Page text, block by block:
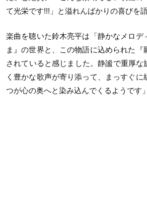
て光栄です!!!」と溢れんばかりの喜びを語
楽曲を聴いた鈴木亮平は「静かなメロデ
ま』の世界と、この物語に込められた『
されていると感じました。静謐で重厚な
く豊かな歌声が寄り添って、まっすぐに
つが心の奥へと染み込んでくるようです